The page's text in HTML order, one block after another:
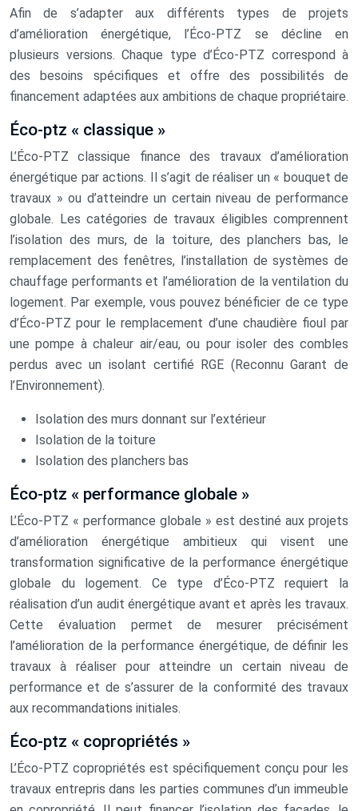
Afin de s’adapter aux différents types de projets
d’amélioration énergétique, l’Éco-PTZ se décline en
plusieurs versions. Chaque type d’Éco-PTZ correspond à
des besoins spécifiques et offre des possibilités de
financement adaptées aux ambitions de chaque propriétaire.
Éco-ptz « classique »
L’Éco-PTZ classique finance des travaux d’amélioration
énergétique par actions. Il s’agit de réaliser un « bouquet de
travaux » ou d’atteindre un certain niveau de performance
globale. Les catégories de travaux éligibles comprennent
l’isolation des murs, de la toiture, des planchers bas, le
remplacement des fenêtres, l’installation de systèmes de
chauffage performants et l’amélioration de la ventilation du
logement. Par exemple, vous pouvez bénéficier de ce type
d’Éco-PTZ pour le remplacement d’une chaudière fioul par
une pompe à chaleur air/eau, ou pour isoler des combles
perdus avec un isolant certifié RGE (Reconnu Garant de
l’Environnement).
Isolation des murs donnant sur l’extérieur
Isolation de la toiture
Isolation des planchers bas
Éco-ptz « performance globale »
L’Éco-PTZ « performance globale » est destiné aux projets
d’amélioration énergétique ambitieux qui visent une
transformation significative de la performance énergétique
globale du logement. Ce type d’Éco-PTZ requiert la
réalisation d’un audit énergétique avant et après les travaux.
Cette évaluation permet de mesurer précisément
l’amélioration de la performance énergétique, de définir les
travaux à réaliser pour atteindre un certain niveau de
performance et de s’assurer de la conformité des travaux
aux recommandations initiales.
Éco-ptz « copropriétés »
L’Éco-PTZ copropriétés est spécifiquement conçu pour les
travaux entrepris dans les parties communes d’un immeuble